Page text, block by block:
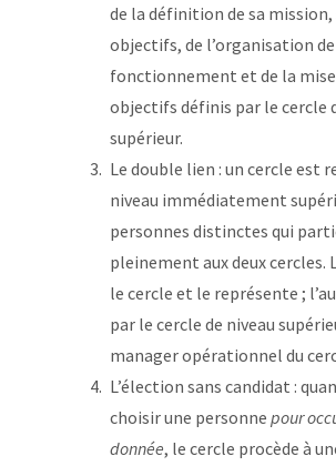
de la définition de sa mission,
objectifs, de l’organisation
fonctionnement et de la
objectifs définis par le cercle
supérieur.
Le double lien : un cercle est
niveau immédiatement
personnes distinctes qui
pleinement aux deux cercles.
le cercle et le représente ;
par le cercle de niveau
manager opérationnel du
L’élection sans candidat :
choisir une personne pour
donnée, le cercle procède à